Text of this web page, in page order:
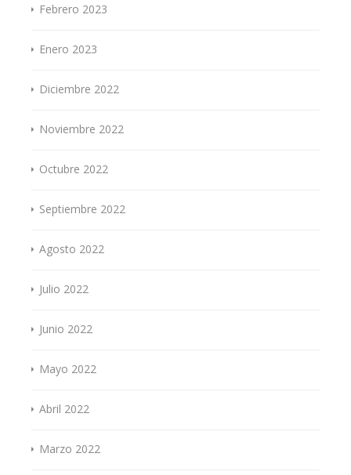
Febrero 2023
Enero 2023
Diciembre 2022
Noviembre 2022
Octubre 2022
Septiembre 2022
Agosto 2022
Julio 2022
Junio 2022
Mayo 2022
Abril 2022
Marzo 2022